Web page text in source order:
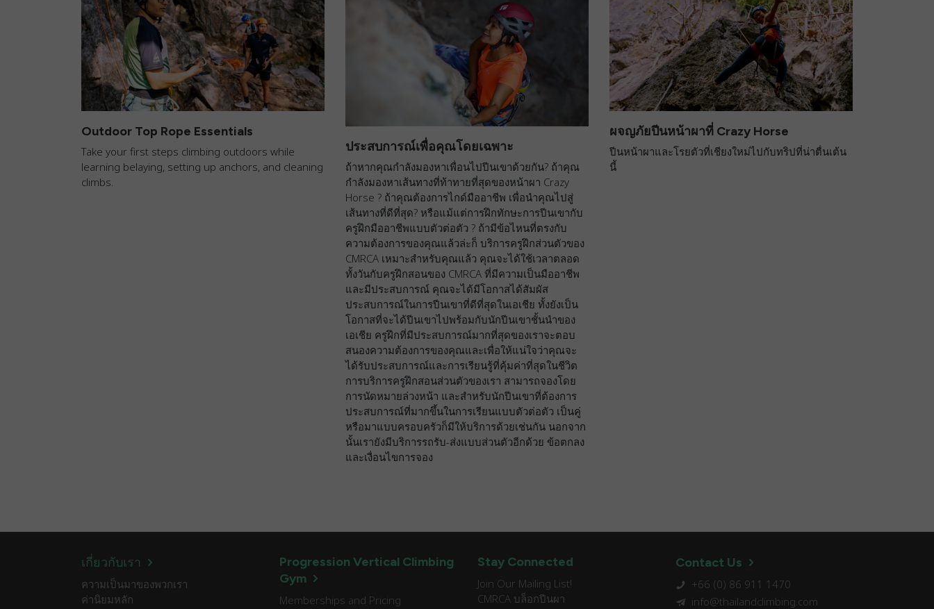
Outdoor Top Rope Essentials
Take your first steps climbing outdoors while
learning belaying, setting up anchors, and cleaning
climbs.
ประสบการณ์เพื่อคุณโดยเฉพาะ
ถ้าหากคุณกำลังมองหาเพื่อนไปปีนเขาด้วยกัน? ถ้าคุณ
กำลังมองหาเส้นทางที่ท้าทายที่สุดของหน้าผา Crazy
Horse ? ถ้าคุณต้องการไกด์มืออาชีพ เพื่อนำคุณไปสู่
เส้นทางที่ดีที่สุด? หรือแม้แต่การฝึกทักษะการปีนเขากับ
ครูฝึกมืออาชีพแบบตัวต่อตัว ? ถ้ามีข้อไหนที่ตรงกับ
ความต้องการของคุณแล้วล่ะก็ บริการครูฝึกส่วนตัวของ
CMRCA เหมาะสำหรับคุณแล้ว คุณจะได้ใช้เวลาตลอด
ทั้งวันกับครูฝึกสอนของ CMRCA ที่มีความเป็นมืออาชีพ
และมีประสบการณ์ คุณจะได้มีโอกาสได้สัมผัส
ประสบการณ์ในการปีนเขาที่ดีที่สุดในเอเชีย ทั้งยังเป็น
โอกาสที่จะได้ปีนเขาไปพร้อมกับนักปีนเขาชั้นนำของ
เอเชีย ครูฝึกที่มีประสบการณ์มากที่สุดของเราจะตอบ
สนองความต้องการของคุณและเพื่อให้แน่ใจว่าคุณจะ
ได้รับประสบการณ์และการเรียนรู้ที่คุ้มค่าที่สุดในชีวิต
การบริการครูฝึกสอนส่วนตัวของเรา สามารถจองโดย
การนัดหมายล่วงหน้า และสำหรับนักปีนเขาที่ต้องการ
ประสบการณ์ที่มากขึ้นในการเรียนแบบตัวต่อตัว เป็นคู่
หรือมาแบบครอบครัวก็มีให้บริการด้วยเช่นกัน นอกจาก
นั้นเรายังมีบริการรถรับ-ส่งแบบส่วนตัวอีกด้วย ข้อตกลง
และเงื่อนไขการจอง
ผจญภัยปีนหน้าผาที่ Crazy Horse
ปีนหน้าผาและโรยตัวที่เชียงใหม่ไปกับทริปที่น่าตื่นเต้น
นี้
เกี่ยวกับเรา
ความเป็นมาของพวกเรา
ค่านิยมหลัก
Progression Vertical Climbing
Gym
Memberships and Pricing
Stay Connected
Join Our Mailing List!
CMRCA บล็อกปีนผา
Contact Us
+66 (0) 86 911 1470
info@thailandclimbing.com